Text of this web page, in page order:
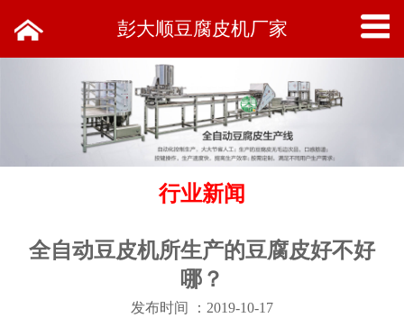
彭大顺豆腐皮机厂家
行业新闻
全自动豆皮机所生产的豆腐皮好不好
哪？
发布时间 ：2019-10-17